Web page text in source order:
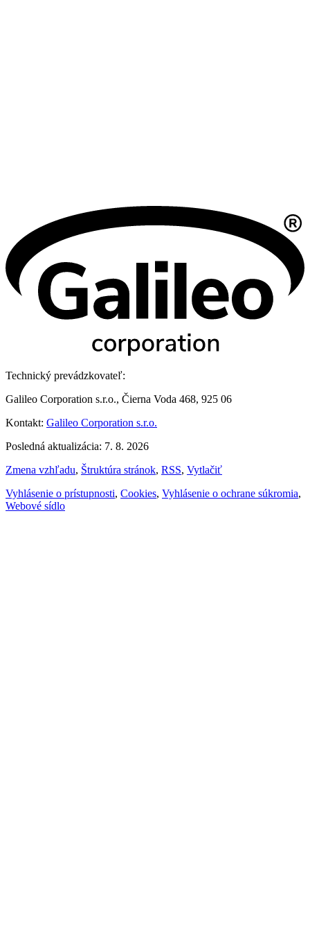
Technický prevádzkovateľ:
Galileo Corporation s.r.o., Čierna Voda 468, 925 06
Kontakt: Galileo Corporation s.r.o.
Posledná aktualizácia: 7. 8. 2026
Zmena vzhľadu, Štruktúra stránok, RSS, Vytlačiť
Vyhlásenie o prístupnosti, Cookies, Vyhlásenie o ochrane súkromia,
Webové sídlo